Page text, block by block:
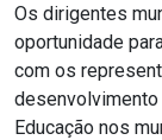
Os dirigentes
oportunidade
com os
desenvolvimento
Educação nos